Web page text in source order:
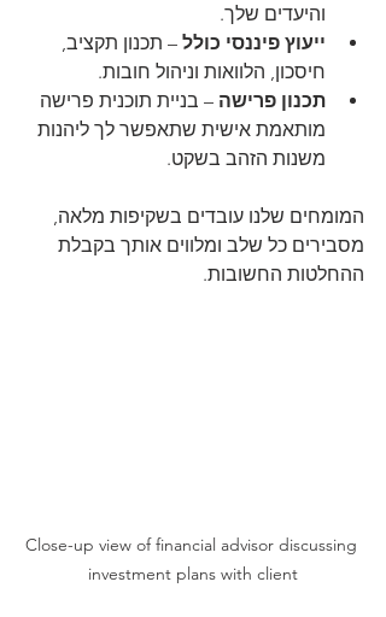
והיעדים שלך.
ייעוץ פיננסי כולל – תכנון תקציב,
חיסכון, הלוואות וניהול חובות.
תכנון פרישה – בניית תוכנית פרישה
מותאמת אישית שתאפשר לך ליהנות
משנות הזהב בשקט.
המומחים שלנו עובדים בשקיפות מלאה,
מסבירים כל שלב ומלווים אותך בקבלת
ההחלטות החשובות.
Close-up view of financial advisor discussing
investment plans with client